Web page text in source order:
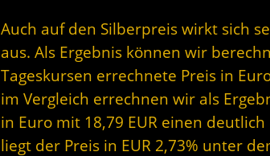
Auch auf den Silberpreis wirkt sich
aus. Als Ergebnis können wir
Tageskursen errechnete Preis in
im Vergleich errechnen wir als
in Euro mit 18,79 EUR einen
liegt der Preis in EUR 2,73% unter